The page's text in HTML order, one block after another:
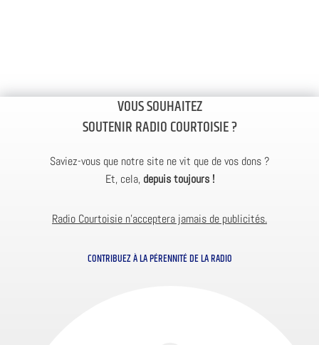
VOUS SOUHAITEZ
SOUTENIR RADIO COURTOISIE ?
Saviez-vous que notre site ne vit que de vos dons ?
Et, cela, depuis toujours !
Radio Courtoisie n’acceptera jamais de publicités.
CONTRIBUEZ À LA PÉRENNITÉ DE LA RADIO